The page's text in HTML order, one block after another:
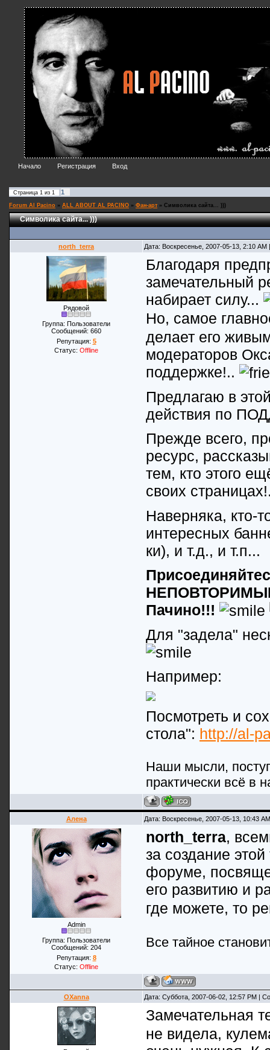
Начало Регистрация Вход
Страница 1 из 1 1
Forum Al Pacino » ALL ABOUT AL PACINO » Фан-арт » Символика сайта... )))
Символика сайта... )))
north_terra Дата: Воскресенье, 2007-05-13, 2:10
Рядовой
Группа: Пользователи
Сообщений: 660
Репутация: 5
Статус: Offline
Благодаря
замечательный
набирает силу...
Но, самое
делает его
модераторов
поддержке!..
Предлагаю в
действия по
Прежде всего,
ресурс,
тем, кто этого
своих
Наверняка, кто-
интересных
ки), и т.д., и т.п...
НЕПОВТОРИМЫЙ
Пачино!!!
Для "задела"
Например:
Посмотреть и
стола": http://al-
Наши мысли,
практически всё в
Алена Дата: Воскресенье, 2007-05-13, 10:43
Admin
Группа: Пользователи
Сообщений: 204
Репутация: 8
Статус: Offline
north_terra,
за создание
форуме,
его развитию и
где можете, то
Все тайное
OXanna Дата: Суббота, 2007-06-02, 12:57 PM |
Замечательная
не видела,